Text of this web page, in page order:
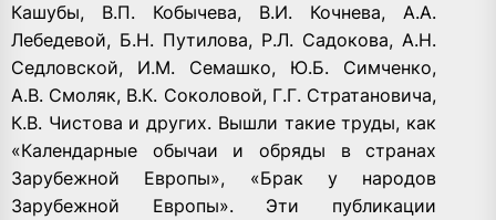
Кашубы, В.П. Кобычева, В.И. Кочнева, А.А.
Лебедевой, Б.Н. Путилова, Р.Л. Садокова, А.Н.
Седловской, И.М. Семашко, Ю.Б. Симченко,
А.В. Смоляк, В.К. Соколовой, Г.Г. Стратановича,
К.В. Чистова и других. Вышли такие труды, как
«Календарные обычаи и обряды в странах
Зарубежной Европы», «Брак у народов
Зарубежной Европы». Эти публикации